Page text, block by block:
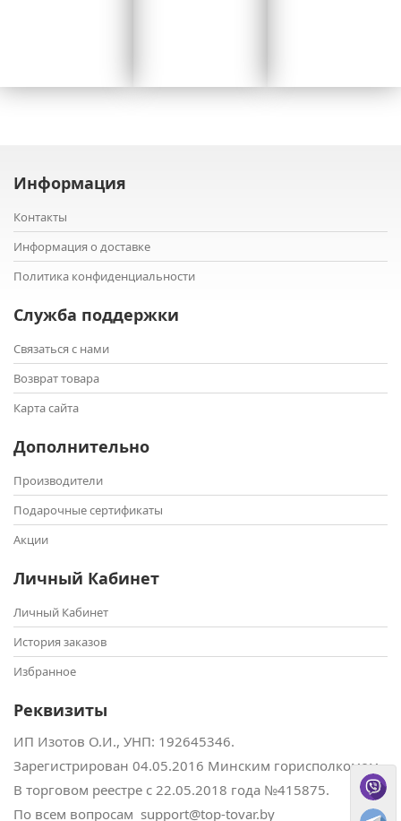
Информация
Контакты
Информация о доставке
Политика конфиденциальности
Служба поддержки
Связаться с нами
Возврат товара
Карта сайта
Дополнительно
Производители
Подарочные сертификаты
Акции
Личный Кабинет
Личный Кабинет
История заказов
Избранное
Реквизиты
ИП Изотов О.И., УНП: ‎192645346.
Зарегистрирован 04.05.2016 Минским горисполкомом.
В торговом реестре с 22.05.2018 года №415875.
По всем вопросам support@top-tovar.by